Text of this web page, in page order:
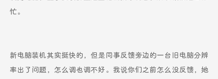
忙。
新电脑装机其实挺快的，但是同事反馈旁边的一台旧电脑分辨
率出了问题，怎么调也调不好。我说你们之前怎么没反馈，她